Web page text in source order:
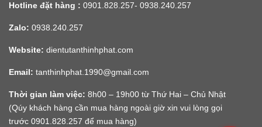
Hotline đặt hàng : 0901.828.257- 0938.240.257
Zalo: 0938.240.257
Website: dientutanthinhphat.com
Email: tanthinhphat.1990@gmail.com
Thời gian làm việc: 8h00 – 19h00 từ Thứ Hai – Chủ Nhật
(Qúy khách hàng cần mua hàng ngoài giờ xin vui lòng gọi
trước 0901.828.257 để mua hàng)